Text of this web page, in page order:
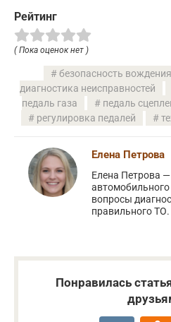
Рейтинг
( Пока оценок нет )
безопасность вождения
диагностика неисправностей
педаль газа
педаль
регулировка педалей
Елена Петрова
Елена Петрова
вопросы
правильного ТО.
Понравилась